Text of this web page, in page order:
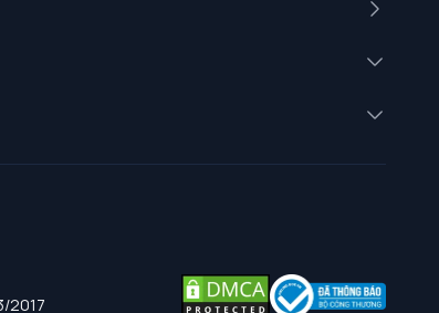
2017